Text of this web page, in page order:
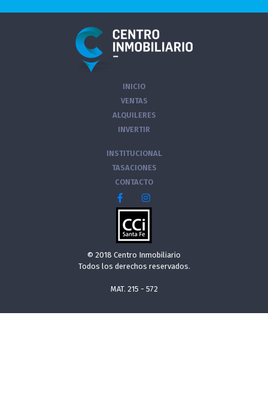
INICIO
VENTAS
ALQUILERES
INVERTIR
INSTITUCIONAL
TASACIONES
CONTACTO
© 2018 Centro Inmobiliario
Todos los derechos reservados.
MAT. 215 - 572